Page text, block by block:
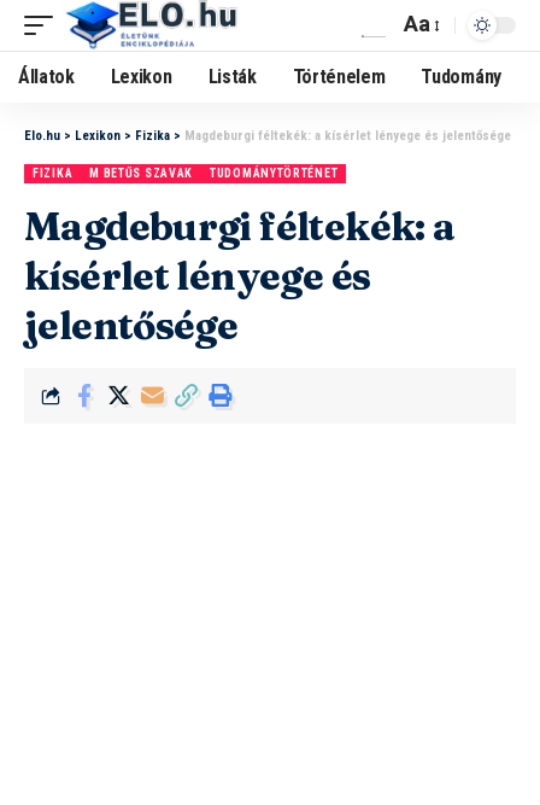
Aa
Állatok Lexikon Listák Történelem Tudomány
Elo.hu > Lexikon > Fizika > Magdeburgi féltekék: a kísérlet lényege és jelentősége
FIZIKA M BETŰS SZAVAK TUDOMÁNYTÖRTÉNET
Magdeburgi féltekék: a
kísérlet lényege és
jelentősége